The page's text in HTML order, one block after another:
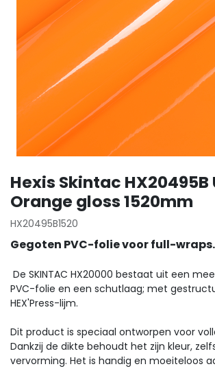
Hexis Skintac HX20495B
Orange gloss 1520mm
HX20495B1520
Gegoten PVC-folie voor full-wraps.
De SKINTAC HX20000 bestaat uit een
PVC-folie en een schutlaag; met
HEX'Press-lijm.
Dit product is speciaal ontworpen voor
Dankzij de dikte behoudt het zijn kleur,
vervorming. Het is handig en moeiteloos